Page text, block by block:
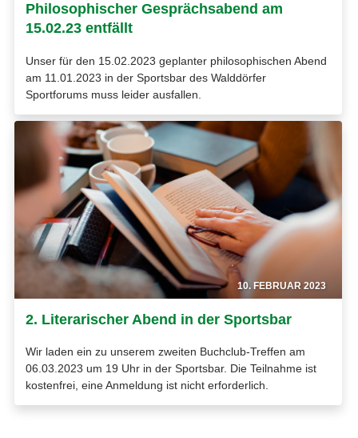
Philosophischer Gesprächsabend am
15.02.23 entfällt
Unser für den 15.02.2023 geplanter philosophischen Abend
am 11.01.2023 in der Sportsbar des Walddörfer
Sportforums muss leider ausfallen.
10. FEBRUAR 2023
2. Literarischer Abend in der Sportsbar
Wir laden ein zu unserem zweiten Buchclub-Treffen am
06.03.2023 um 19 Uhr in der Sportsbar. Die Teilnahme ist
kostenfrei, eine Anmeldung ist nicht erforderlich.